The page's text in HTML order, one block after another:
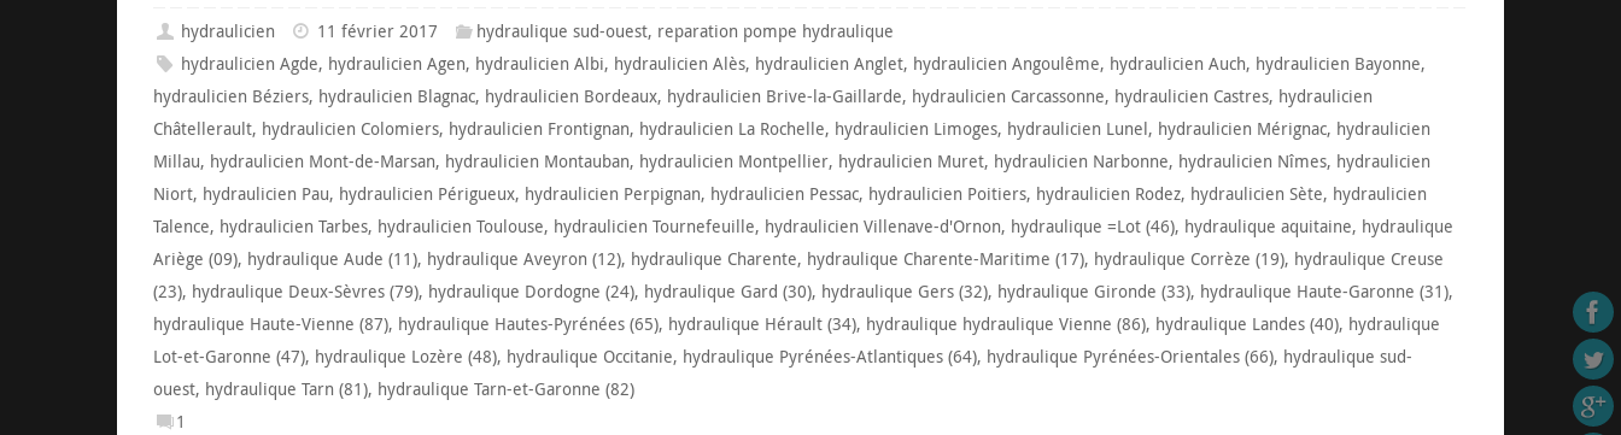
hydraulicien 11 février 2017 hydraulique sud-ouest, reparation pompe hydraulique
hydraulicien Agde, hydraulicien Agen, hydraulicien Albi, hydraulicien Alès, hydraulicien Anglet, hydraulicien Angoulême, hydraulicien Auch, hydraulicien Bayonne,
hydraulicien Béziers, hydraulicien Blagnac, hydraulicien Bordeaux, hydraulicien Brive-la-Gaillarde, hydraulicien Carcassonne, hydraulicien Castres, hydraulicien
Châtellerault, hydraulicien Colomiers, hydraulicien Frontignan, hydraulicien La Rochelle, hydraulicien Limoges, hydraulicien Lunel, hydraulicien Mérignac, hydraulicien
Millau, hydraulicien Mont-de-Marsan, hydraulicien Montauban, hydraulicien Montpellier, hydraulicien Muret, hydraulicien Narbonne, hydraulicien Nîmes, hydraulicien
Niort, hydraulicien Pau, hydraulicien Périgueux, hydraulicien Perpignan, hydraulicien Pessac, hydraulicien Poitiers, hydraulicien Rodez, hydraulicien Sète, hydraulicien
Talence, hydraulicien Tarbes, hydraulicien Toulouse, hydraulicien Tournefeuille, hydraulicien Villenave-d'Ornon, hydraulique =Lot (46), hydraulique aquitaine, hydraulique
Ariège (09), hydraulique Aude (11), hydraulique Aveyron (12), hydraulique Charente, hydraulique Charente-Maritime (17), hydraulique Corrèze (19), hydraulique Creuse
(23), hydraulique Deux-Sèvres (79), hydraulique Dordogne (24), hydraulique Gard (30), hydraulique Gers (32), hydraulique Gironde (33), hydraulique Haute-Garonne (31),
hydraulique Haute-Vienne (87), hydraulique Hautes-Pyrénées (65), hydraulique Hérault (34), hydraulique hydraulique Vienne (86), hydraulique Landes (40), hydraulique
Lot-et-Garonne (47), hydraulique Lozère (48), hydraulique Occitanie, hydraulique Pyrénées-Atlantiques (64), hydraulique Pyrénées-Orientales (66), hydraulique sud-
ouest, hydraulique Tarn (81), hydraulique Tarn-et-Garonne (82)
1